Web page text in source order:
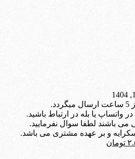
واتساپ یا بله در ارتباط باشید.
می باشند لطفا سوال نفرمایید.
و بر عهده مشتری می باشد.
تومان